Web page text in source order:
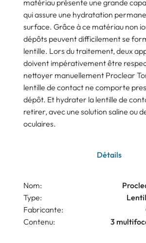
matériau présente une grande
qui assure une hydratation
surface. Grâce à ce matériau non
dépôts peuvent difficilement se
lentille. Lors du traitement, deux
doivent impérativement être
nettoyer manuellement Proclear
lentille de contact ne comporte
dépôt. Et hydrater la lentille de
retirer, avec une solution saline ou
oculaires.
Détails
Nom:
Type:
Fabricante:
Contenu:
3